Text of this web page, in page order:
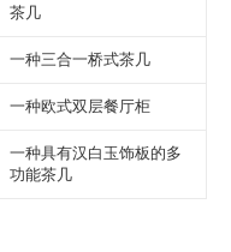
茶几
一种三合一桥式茶几
一种欧式双层餐厅柜
一种具有汉白玉饰板的多
功能茶几